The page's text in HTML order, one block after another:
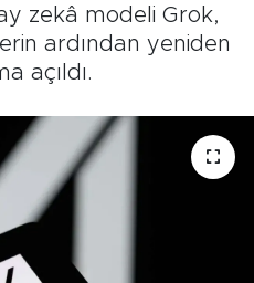
zekâ modeli Grok,
ardından yeniden
açıldı.